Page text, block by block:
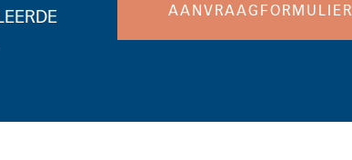
AANVRAAGFORMULIER